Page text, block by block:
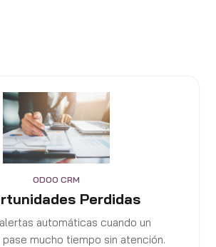
ODOO CRM
Perdidas
automáticas cuando un
mucho tiempo sin atención.